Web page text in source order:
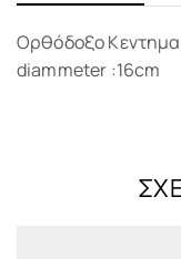
Ορθόδοξο Κεντημα
diammeter :16cm